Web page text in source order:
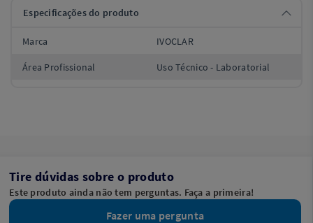
Especificações do produto
Marca IVOCLAR
Área Profissional Uso Técnico - Laboratorial
Tire dúvidas sobre o produto
Este produto ainda não tem perguntas. Faça a primeira!
Fazer uma pergunta